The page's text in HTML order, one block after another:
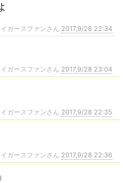
ガースファンさん 2017,9/28 22:34
ガースファンさん 2017,9/28 23:04
ガースファンさん 2017,9/28 22:35
ガースファンさん 2017,9/28 22:36